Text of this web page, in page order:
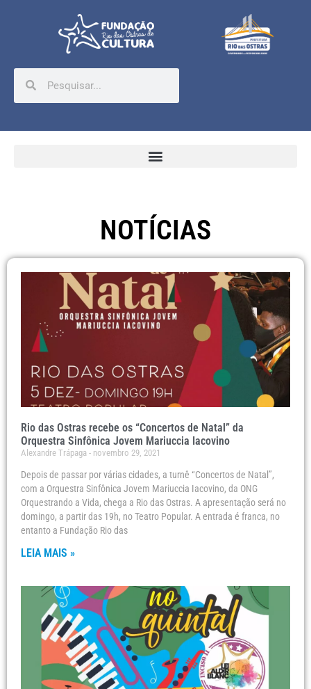
NOTÍCIAS
Rio das Ostras recebe os “Concertos de Natal” da
Orquestra Sinfônica Jovem Mariuccia Iacovino
Alexandre Trápaga novembro 29, 2021
Depois de passar por várias cidades, a turnê “Concertos de Natal”,
com a Orquestra Sinfônica Jovem Mariuccia Iacovino, da ONG
Orquestrando a Vida, chega a Rio das Ostras. A apresentação será no
domingo, a partir das 19h, no Teatro Popular. A entrada é franca, no
entanto a Fundação Rio das
LEIA MAIS »